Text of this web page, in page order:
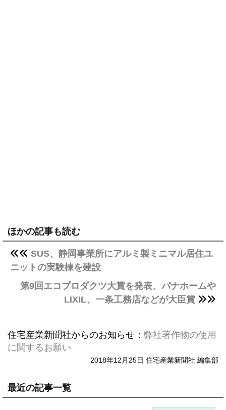
ほかの記事も読む
SUS、静岡事業所にアルミ製ミニマル居住ユ
ニットの実験棟を建設
第9回エコプロダクツ大賞を発表、パナホームや
LIXIL、一条工務店などが大臣賞
住宅産業新聞社からのお知らせ： 弊社著作物の使用
に関するお願い
2018年12月25日 住宅産業新聞社 編集部
最近の記事一覧